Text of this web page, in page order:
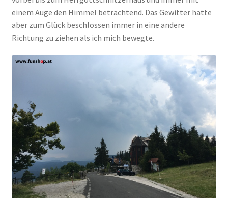
einem Auge den Himmel betrachtend. Das Gewitter hatte
aber zum Glück beschlossen immer in eine andere
Richtung zu ziehen als ich mich bewegte.